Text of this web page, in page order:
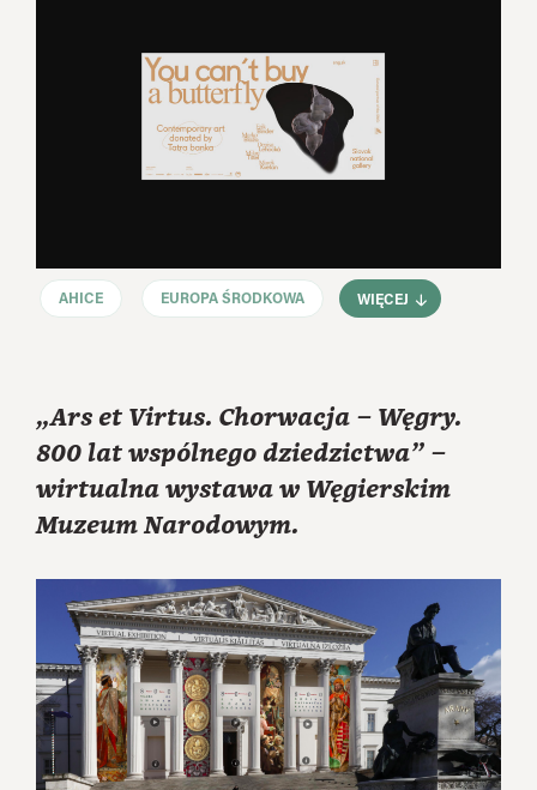
AHICE EUROPA ŚRODKOWA WIĘCEJ
„Ars et Virtus. Chorwacja – Węgry.
800 lat wspólnego dziedzictwa” –
wirtualna wystawa w Węgierskim
Muzeum Narodowym.